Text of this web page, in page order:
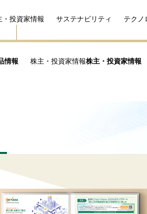
情報 株主・投資家情報株主・投資家情報
・投資家情報 サステナビリティ テクノ